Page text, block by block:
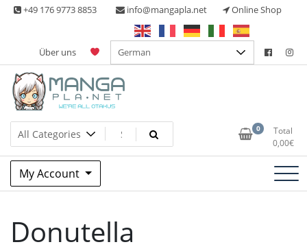
Skip +49 176 9773 8853 info@mangapla.net Online Shop
Über uns
Manga Planet
Split Part Online Shop 0
Total
0,00€
My Account
Donutella